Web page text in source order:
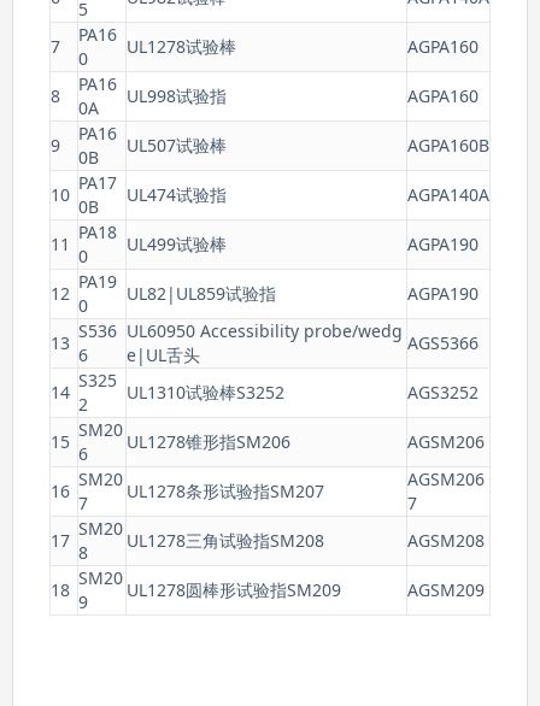
5
7
PA16
0
UL1278试验棒 AGPA160
8
PA16
0A
UL998试验指 AGPA160
9
PA16
0B
UL507试验棒 AGPA160B
10
PA17
0B
UL474试验指 AGPA140A
11
PA18
0
UL499试验棒 AGPA190
12
PA19
0
UL82|UL859试验指 AGPA190
13
S536
6
UL60950 Accessibility probe/wedg
e|UL舌头
AGS5366
14
S325
2
UL1310试验棒S3252 AGS3252
15
SM20
6
UL1278锥形指SM206 AGSM206
16
SM20
7
UL1278条形试验指SM207
AGSM206
7
17
SM20
8
UL1278三角试验指SM208 AGSM208
18
SM20
9
UL1278圆棒形试验指SM209 AGSM209